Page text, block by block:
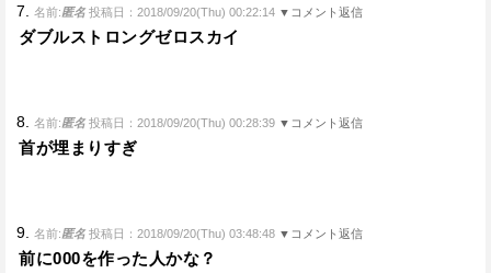
7. 名前:匿名 投稿日：2018/09/20(Thu) 00:22:14 ▼コメント返信
ダブルストロングゼロスカイ
8. 名前:匿名 投稿日：2018/09/20(Thu) 00:28:39 ▼コメント返信
首が埋まりすぎ
9. 名前:匿名 投稿日：2018/09/20(Thu) 03:48:48 ▼コメント返信
前に000を作った人かな？